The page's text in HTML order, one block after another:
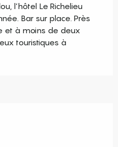
l’hôtel Le Richelieu
Bar sur place. Près
et à moins de deux
touristiques à